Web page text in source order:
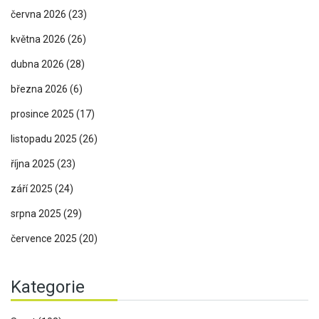
června 2026 (23)
května 2026 (26)
dubna 2026 (28)
března 2026 (6)
prosince 2025 (17)
listopadu 2025 (26)
října 2025 (23)
září 2025 (24)
srpna 2025 (29)
července 2025 (20)
Kategorie